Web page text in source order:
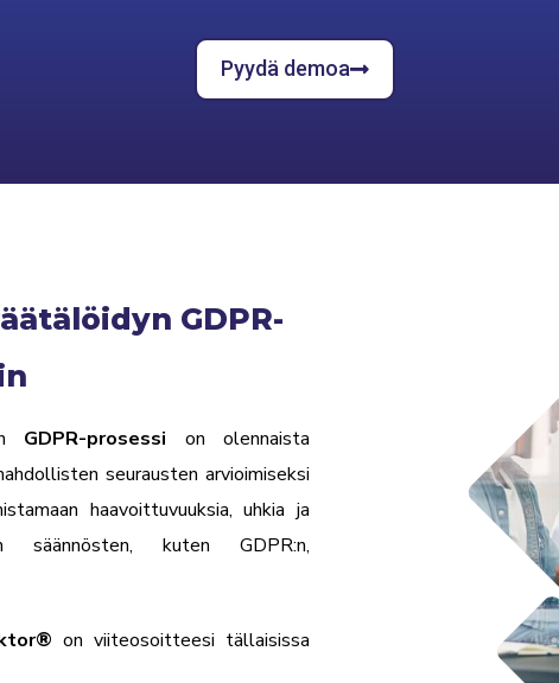
Pyydä demoa
GDPR-
GDPR-prosessi on olennaista
seurausten arvioimiseksi
haavoittuvuuksia, uhkia ja
säännösten, kuten GDPR:n,
® on viiteosoitteesi tällaisissa